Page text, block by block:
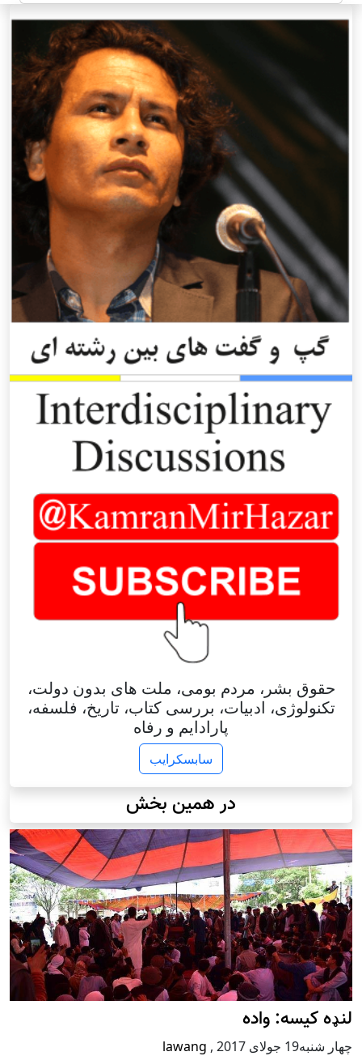
حقوق بشر، مردم بومی، ملت های بدون دولت،
تکنولوژی، ادبیات، بررسی کتاب، تاریخ، فلسفه،
پارادایم و رفاه
سابسکرایب
در همین بخش
لنډه کیسه: واده
چهار شنبه19 جولای 2017 ,
lawang